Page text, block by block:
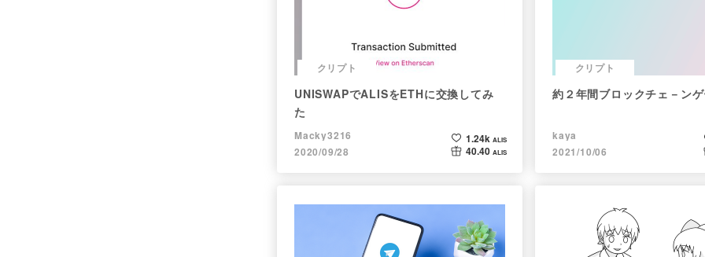
クリプト
UNISWAPでALISをETHに交換してみ
た
Macky3216
2020/09/28
1.24k ALIS
40.40 ALIS
クリプト
約２年間ブロックチェ－ン
kaya
2021/10/06